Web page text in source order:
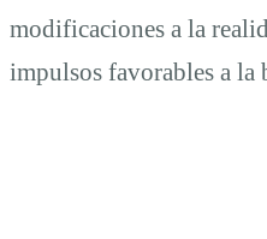
modificaciones a la
impulsos favorables a la